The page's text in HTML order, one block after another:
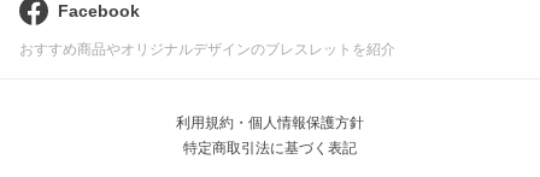
Facebook
おすすめ商品やオリジナルデザインのブレスレットを紹介
利用規約・個人情報保護方針
特定商取引法に基づく表記